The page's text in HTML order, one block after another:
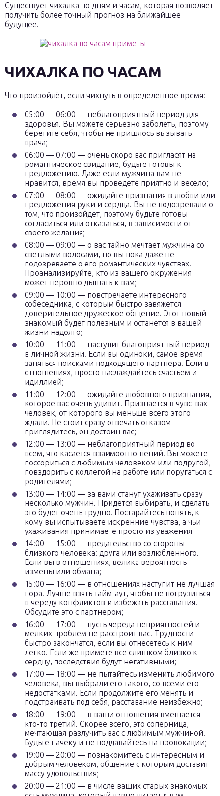
Существует чихалка по дням и часам, которая позволяет
получить более точный прогноз на ближайшее
будущее.
ЧИХАЛКА ПО ЧАСАМ
Что произойдёт, если чихнуть в определенное время:
05:00 — 06:00 — неблагоприятный период для
здоровья. Вы можете серьезно заболеть, поэтому
берегите себя, чтобы не пришлось вызывать
врача;
06:00 — 07:00 — очень скоро вас пригласят на
романтическое свидание, будьте готовы к
предложению. Даже если мужчина вам не
нравится, время вы проведете приятно и весело;
07:00 — 08:00 — ожидайте признания в любви или
предложения руки и сердца. Вы не подозревали о
том, что произойдет, поэтому будьте готовы
согласиться или отказаться, в зависимости от
своего желания;
08:00 — 09:00 — о вас тайно мечтает мужчина со
светлыми волосами, но вы пока даже не
подозреваете о его романтических чувствах.
Проанализируйте, кто из вашего окружения
может неровно дышать к вам;
09:00 — 10:00 — повстречаете интересного
собеседника, с которым быстро завяжется
доверительное дружеское общение. Этот новый
знакомый будет полезным и останется в вашей
жизни надолго;
10:00 — 11:00 — наступит благоприятный период
в личной жизни. Если вы одиноки, самое время
заняться поисками подходящего партнера. Если в
отношениях, просто наслаждайтесь счастьем и
идиллией;
11:00 — 12:00 — ожидайте любовного признания,
которое вас очень удивит. Признается в чувствах
человек, от которого вы меньше всего этого
ждали. Не стоит сразу отвечать отказом —
приглядитесь, он достоин вас;
12:00 — 13:00 — неблагоприятный период во
всем, что касается взаимоотношений. Вы можете
поссориться с любимым человеком или подругой,
повздорить с коллегой на работе или поругаться с
родителями;
13:00 — 14:00 — за вами станут ухаживать сразу
несколько мужчин. Придется выбирать, и сделать
это будет очень трудно. Постарайтесь понять, к
кому вы испытываете искренние чувства, а чьи
ухаживания принимаете просто из уважения;
14:00 — 15:00 — предательство со стороны
близкого человека: друга или возлюбленного.
Если вы в отношениях, велика вероятность
измены или обмана;
15:00 — 16:00 — в отношениях наступит не лучшая
пора. Лучше взять тайм-аут, чтобы не погрузиться
в череду конфликтов и избежать расставания.
Обсудите это с партнером;
16:00 — 17:00 — пусть череда неприятностей и
мелких проблем не расстроит вас. Трудности
быстро закончатся, если вы отнесетесь к ним
легко. Если же примете все слишком близко к
сердцу, последствия будут негативными;
17:00 — 18:00 — не пытайтесь изменить любимого
человека, вы выбрали его такого, со всеми его
недостатками. Если продолжите его менять и
подстраивать под себя, расставание неизбежно;
18:00 — 19:00 — в ваши отношения вмешается
кто-то третий. Скорее всего, это соперница,
мечтающая разлучить вас с любимым мужчиной.
Будьте начеку и не поддавайтесь на провокации;
19:00 — 20:00 — познакомитесь с интересным и
добрым человеком, общение с которым доставит
массу удовольствия;
20:00 — 21:00 — в числе ваших старых знакомых